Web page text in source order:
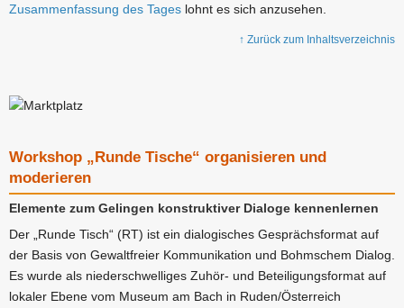
Zusammenfassung des Tages lohnt es sich anzusehen.
↑ Zurück zum Inhaltsverzeichnis
Workshop „Runde Tische“ organisieren und
moderieren
Elemente zum Gelingen konstruktiver Dialoge kennenlernen
Der „Runde Tisch“ (RT) ist ein dialogisches Gesprächsformat auf
der Basis von Gewaltfreier Kommunikation und Bohmschem Dialog.
Es wurde als niederschwelliges Zuhör- und Beteiligungsformat auf
lokaler Ebene vom Museum am Bach in Ruden/Österreich